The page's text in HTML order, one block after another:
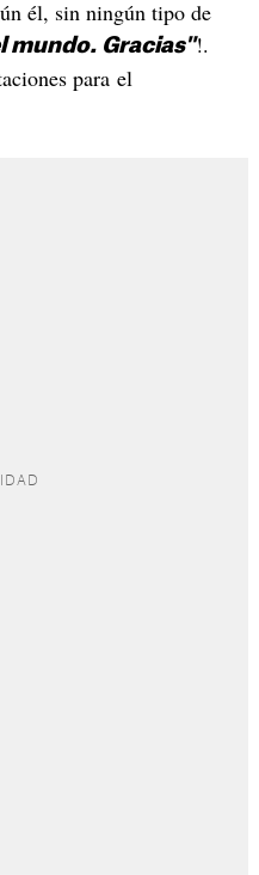
él, sin ningún tipo de
mundo. Gracias"!.
para el